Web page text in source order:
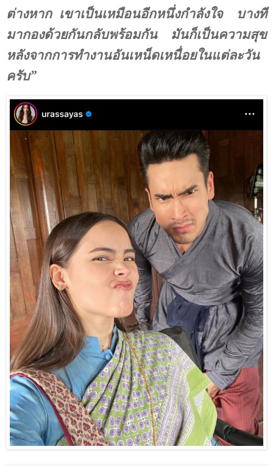
ต่างหาก เขาเป็นเหมือนอีกหนึ่งกำลังใจ
บางที
มากองด้วยกันกลับพร้อมกัน มันก็เป็นความสุข
หลังจากการทำงานอันเหน็ดเหนื่อยในแต่ละวัน
ครับ”